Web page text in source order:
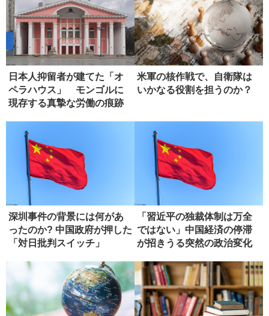
日本人抑留者が建てた「オ
ペラハウス」 モンゴルに
現存する真摯な労働の痕跡
米軍の核作戦で、自衛隊は
いかなる役割を担うのか？
深圳事件の背景には何があ
ったのか? 中国政府が押した
「対日批判スイッチ」
「習近平の独裁体制は万全
ではない」中国経済の停滞
が招きうる突然の政治変化